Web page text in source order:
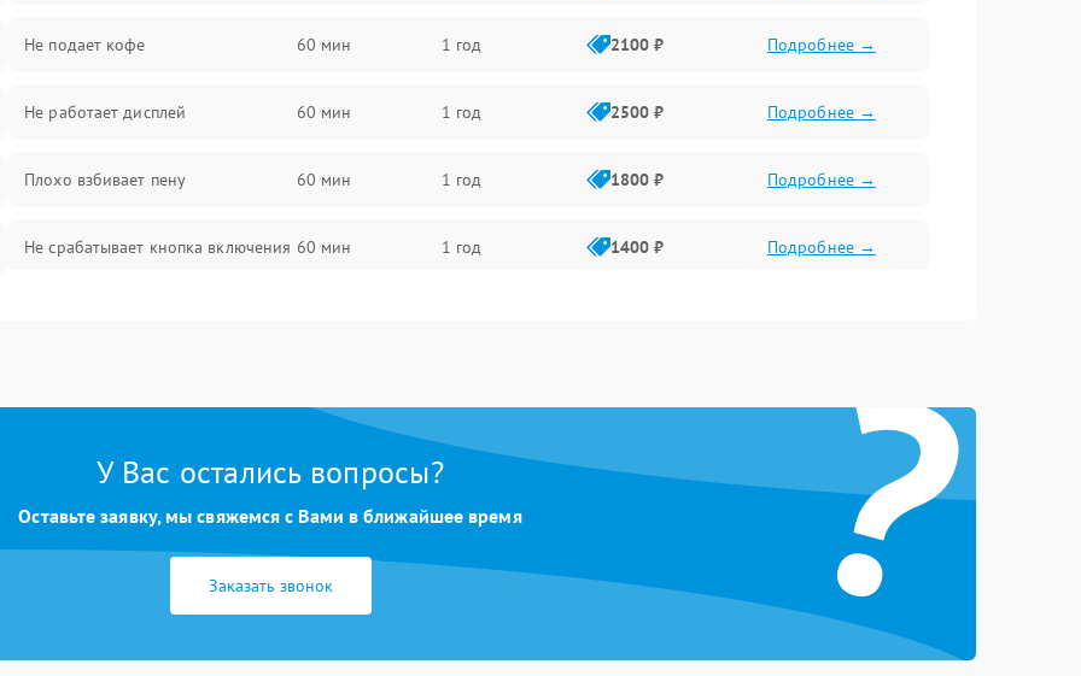
Не подает кофе 60 мин 1 год 2100 ₽ Подробнее →
Не работает дисплей 60 мин 1 год 2500 ₽ Подробнее →
Плохо взбивает пену 60 мин 1 год 1800 ₽ Подробнее →
Не срабатывает кнопка включения 60 мин 1 год 1400 ₽ Подробнее →
?
У Вас остались вопросы?
Оставьте заявку, мы свяжемся с Вами в ближайшее время
Заказать звонок